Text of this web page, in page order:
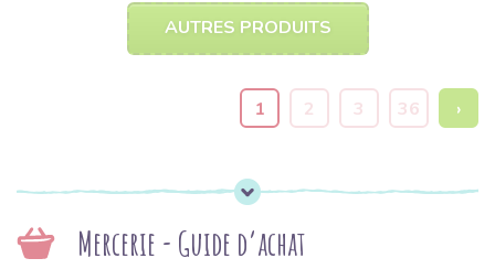
AUTRES PRODUITS
1 2 3 36 ›
Mercerie - Guide d’achat